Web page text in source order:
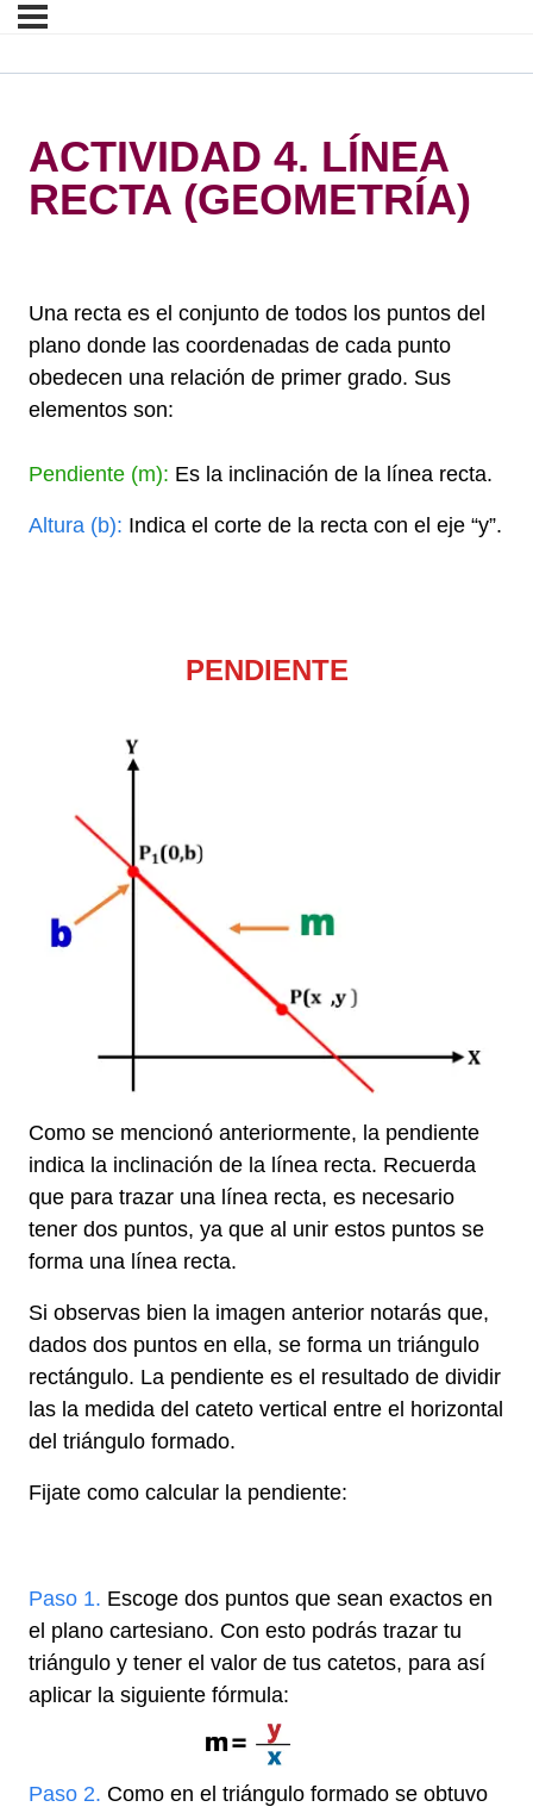
ACTIVIDAD 4. LÍNEA
RECTA (GEOMETRÍA)
Una recta es el conjunto de todos los puntos del
plano donde las coordenadas de cada punto
obedecen una relación de primer grado. Sus
elementos son:
Pendiente (m): Es la inclinación de la línea recta.
Altura (b): Indica el corte de la recta con el eje “y”.
PENDIENTE
Como se mencionó anteriormente, la pendiente
indica la inclinación de la línea recta. Recuerda
que para trazar una línea recta, es necesario
tener dos puntos, ya que al unir estos puntos se
forma una línea recta.
Si observas bien la imagen anterior notarás que,
dados dos puntos en ella, se forma un triángulo
rectángulo. La pendiente es el resultado de dividir
las la medida del cateto vertical entre el horizontal
del triángulo formado.
Fijate como calcular la pendiente:
Paso 1. Escoge dos puntos que sean exactos en
el plano cartesiano. Con esto podrás trazar tu
triángulo y tener el valor de tus catetos, para así
aplicar la siguiente fórmula:
Paso 2. Como en el triángulo formado se obtuvo